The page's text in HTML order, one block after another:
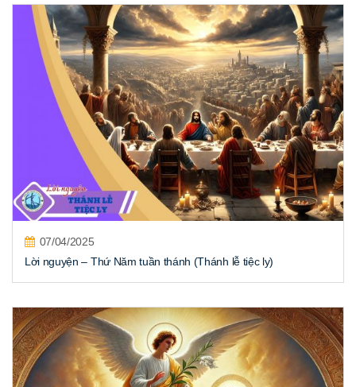
07/04/2025
Lời nguyện – Thứ Năm tuần thánh (Thánh lễ tiệc ly)